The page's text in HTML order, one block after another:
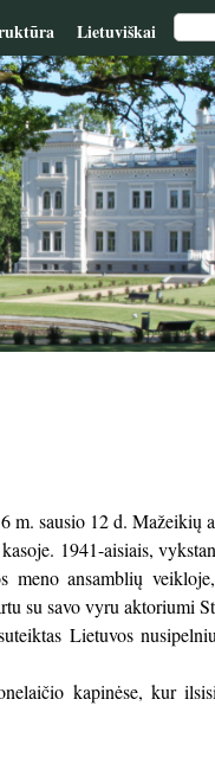
Lietuviškai
sausio 12 d. Mažeikių
1941-aisiais,
meno ansamblių
su savo vyru aktoriumi
Lietuvos
kapinėse, kur